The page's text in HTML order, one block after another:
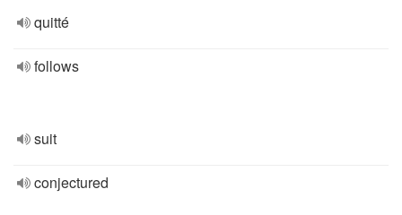
quitté
follows
suit
conjectured